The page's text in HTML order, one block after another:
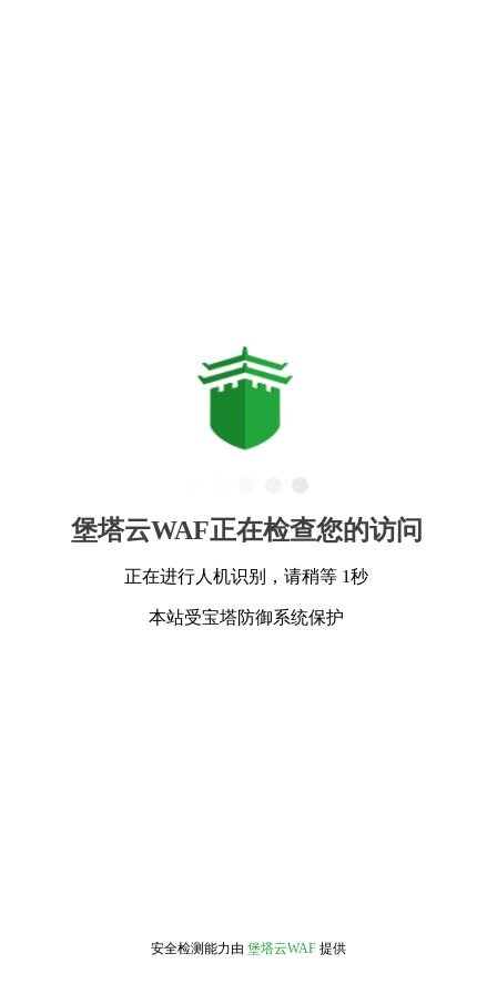
堡塔云WAF正在检查您的访问
正在进行人机识别，请稍等 1秒
本站受宝塔防御系统保护
安全检测能力由 堡塔云WAF 提供